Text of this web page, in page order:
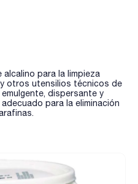
para la limpieza
otros utensilios técnicos de
dispersante y
para la eliminación